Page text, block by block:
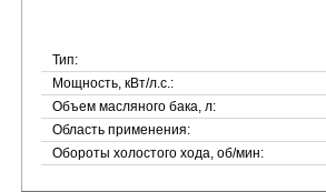
Тип:
Мощность, кВт/л.с.:
Объем масляного бака, л:
Область применения:
Обороты холостого хода, об/мин: